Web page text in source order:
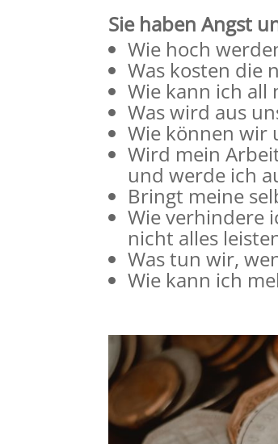
Sie haben Angst
Wie hoch
Was kosten die
Wie kann ich all
Was wird aus
Wie können wir
Wird mein
und werde ich
Bringt meine
Wie verhindere
nicht alles
Was tun wir,
Wie kann ich